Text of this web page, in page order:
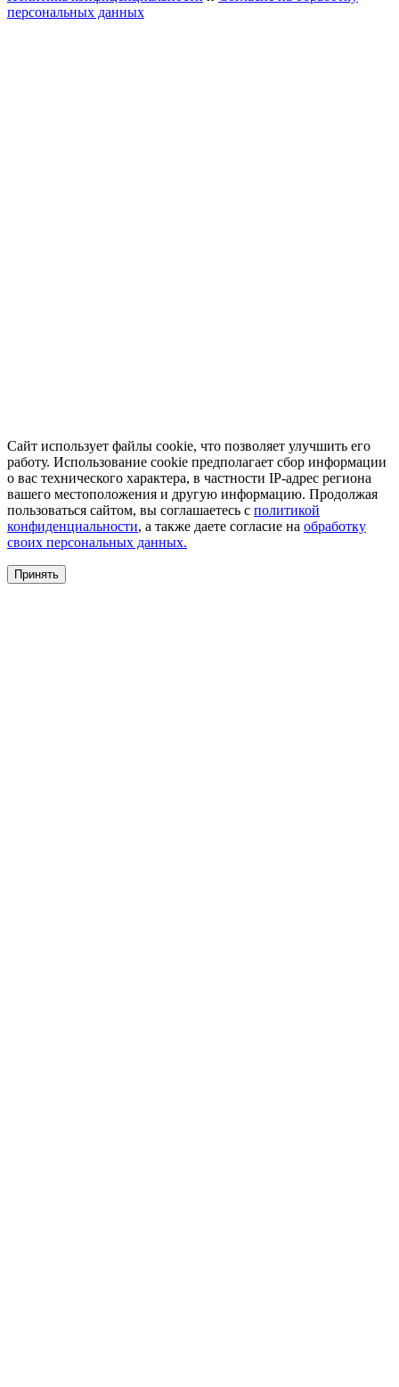
персональных данных
Сайт использует файлы cookie, что позволяет улучшить его
работу. Использование cookie предполагает сбор информации
о вас технического характера, в частности IP-адрес региона
вашего местоположения и другую информацию. Продолжая
пользоваться сайтом, вы соглашаетесь с политикой
конфиденциальности, а также даете согласие на обработку
своих персональных данных.
Принять